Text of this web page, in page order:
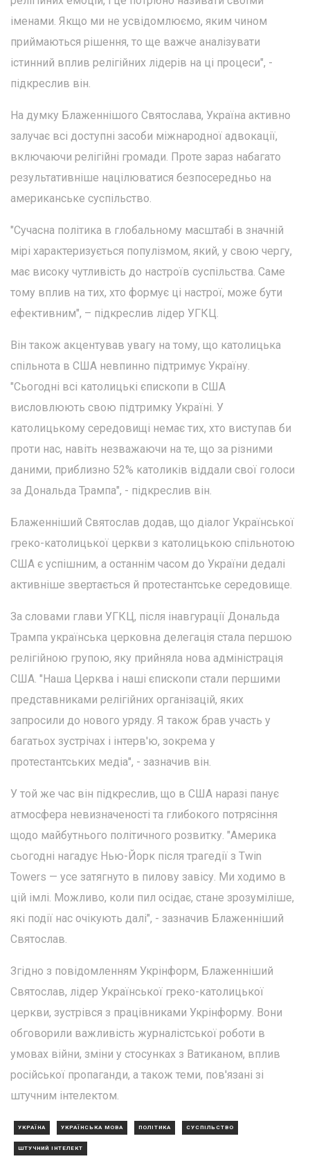
іменами. Якщо ми не усвідомлюємо, яким чином
приймаються рішення, то ще важче аналізувати
істинний вплив релігійних лідерів на ці процеси", -
підкреслив він.
На думку Блаженнішого Святослава, Україна активно
залучає всі доступні засоби міжнародної адвокації,
включаючи релігійні громади. Проте зараз набагато
результативніше націлюватися безпосередньо на
американське суспільство.
"Сучасна політика в глобальному масштабі в значній
мірі характеризується популізмом, який, у свою чергу,
має високу чутливість до настроїв суспільства. Саме
тому вплив на тих, хто формує ці настрої, може бути
ефективним", – підкреслив лідер УГКЦ.
Він також акцентував увагу на тому, що католицька
спільнота в США невпинно підтримує Україну.
"Сьогодні всі католицькі єпископи в США
висловлюють свою підтримку Україні. У
католицькому середовищі немає тих, хто виступав би
проти нас, навіть незважаючи на те, що за різними
даними, приблизно 52% католиків віддали свої голоси
за Дональда Трампа", - підкреслив він.
Блаженніший Святослав додав, що діалог Української
греко-католицької церкви з католицькою спільнотою
США є успішним, а останнім часом до України дедалі
активніше звертається й протестантське середовище.
За словами глави УГКЦ, після інавгурації Дональда
Трампа українська церковна делегація стала першою
релігійною групою, яку прийняла нова адміністрація
США. "Наша Церква і наші єпископи стали першими
представниками релігійних організацій, яких
запросили до нового уряду. Я також брав участь у
багатьох зустрічах і інтерв'ю, зокрема у
протестантських медіа", - зазначив він.
У той же час він підкреслив, що в США наразі панує
атмосфера невизначеності та глибокого потрясіння
щодо майбутнього політичного розвитку. "Америка
сьогодні нагадує Нью-Йорк після трагедії з Twin
Towers — усе затягнуто в пилову завісу. Ми ходимо в
цій імлі. Можливо, коли пил осідає, стане зрозуміліше,
які події нас очікують далі", - зазначив Блаженніший
Святослав.
Згідно з повідомленням Укрінформ, Блаженніший
Святослав, лідер Української греко-католицької
церкви, зустрівся з працівниками Укрінформу. Вони
обговорили важливість журналістської роботи в
умовах війни, зміни у стосунках з Ватиканом, вплив
російської пропаганди, а також теми, пов'язані зі
штучним інтелектом.
УКРАЇНА УКРАЇНСЬКА МОВА ПОЛІТИКА СУСПІЛЬСТВО
ШТУЧНИЙ ІНТЕЛЕКТ